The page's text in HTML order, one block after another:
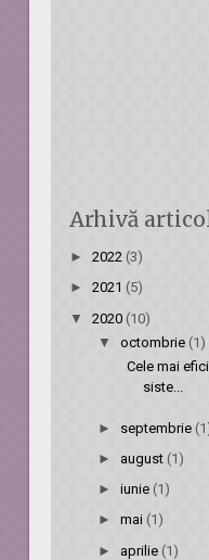
Arhivă
►2022 (3)
►2021(5)
▼2020(10)
▼ octombrie (1)
Cele mai
siste...
► septembrie
► august (1)
► iunie (1)
► mai (1)
► aprilie (1)